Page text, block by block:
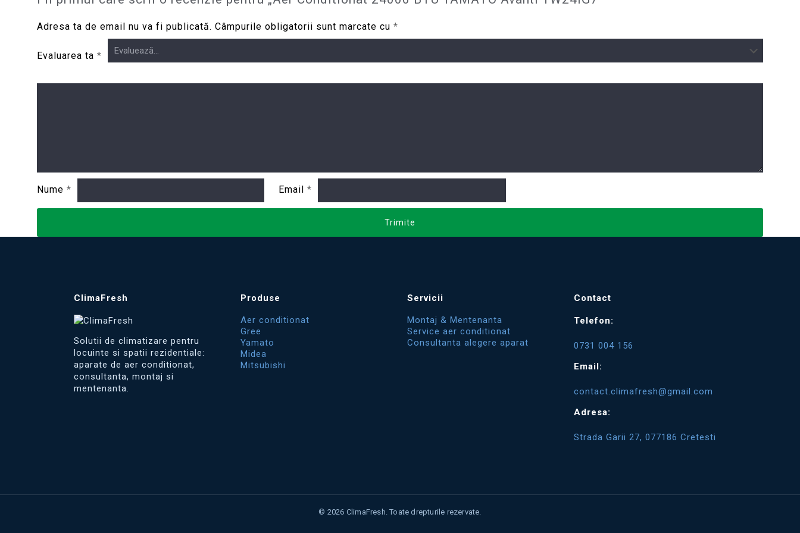
Adresa ta de email nu va fi publicată. Câmpurile obligatorii sunt marcate cu *
Evaluarea ta *
Nume * Email*
ClimaFresh
Solutii de climatizare pentru
locuinte si spatii rezidentiale:
aparate de aer conditionat,
consultanta, montaj si
mentenanta.
Produse
Aer conditionat
Gree
Yamato
Midea
Mitsubishi
Servicii
Montaj & Mentenanta
Service aer conditionat
Consultanta alegere aparat
Contact
Telefon:
0731 004 156
Email:
contact.climafresh@gmail.com
Adresa:
Strada Garii 27, 077186 Cretesti